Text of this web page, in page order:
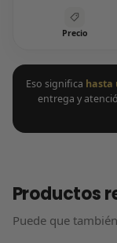
Precio
Eso significa hasta
entrega y
Productos
Puede que